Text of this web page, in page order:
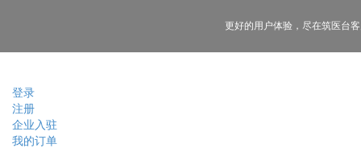
登录
注册
企业入驻
我的订单
更好的用户体验， 尽在筑医台